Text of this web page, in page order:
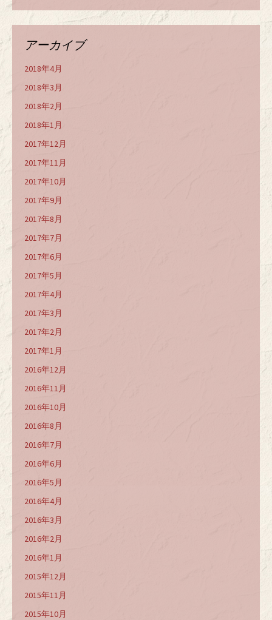
アーカイブ
2018年4月
2018年3月
2018年2月
2018年1月
2017年12月
2017年11月
2017年10月
2017年9月
2017年8月
2017年7月
2017年6月
2017年5月
2017年4月
2017年3月
2017年2月
2017年1月
2016年12月
2016年11月
2016年10月
2016年8月
2016年7月
2016年6月
2016年5月
2016年4月
2016年3月
2016年2月
2016年1月
2015年12月
2015年11月
2015年10月